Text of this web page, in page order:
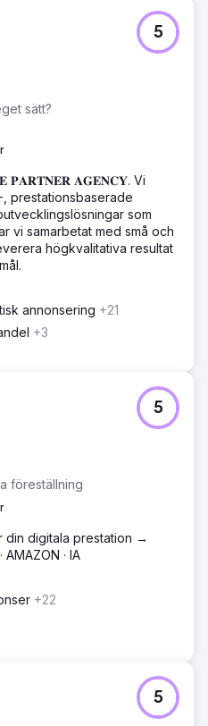
– Fallstudie 🎯 Vad krävdes?
patientefterfrågan i
öka ROAS • Etablera
med flera länder
• Prestandaarkitektur:
Vi anpassade
land för land • Snabb
A/B-testning,
rytm: Tydlig spelbok
kontakt och
• CPL: 30% ↓ • Lead →
Resultat och värde Lein
i en
sätt?
5
𝐏𝐀𝐑𝐓𝐍𝐄𝐑 𝐀𝐆𝐄𝐍𝐂𝐘. Vi
prestationsbaserade
som
vi samarbetat med små och
högkvalitativa resultat
annonsering +21
+3
föreställning
5
din digitala prestation →
AMAZON · IA
+22
5